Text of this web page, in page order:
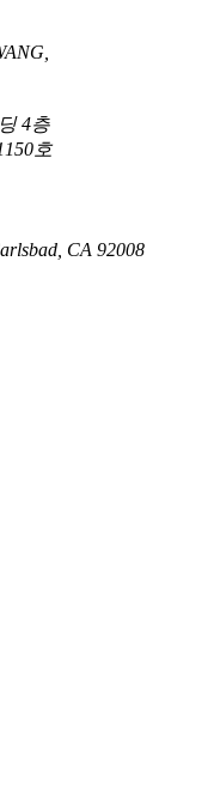
4층
호
CA 92008